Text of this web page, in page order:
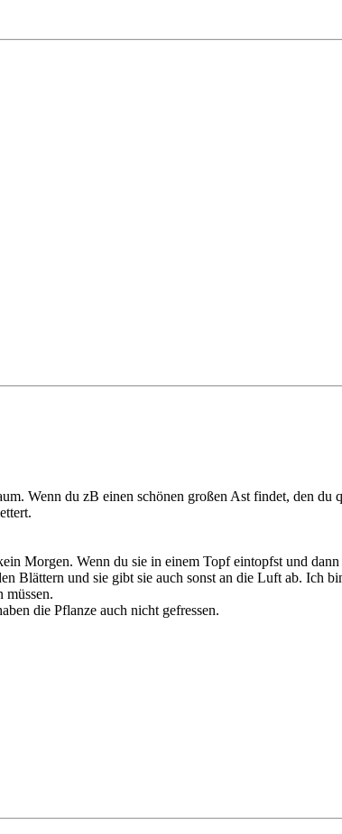
Wenn du zB einen schönen großen Ast findet, den du
Morgen. Wenn du sie in einem Topf eintopfst und
Blättern und sie gibt sie auch sonst an die Luft ab. Ich
müssen.
die Pflanze auch nicht gefressen.